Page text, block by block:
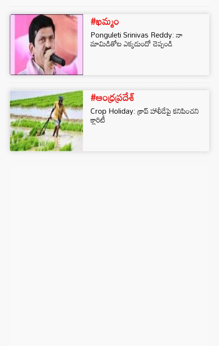
#ఖమ్మం
Ponguleti Srinivas Reddy: నా
మామిడితోట ఎక్కడుందో చెప్పండి
#ఆంధ్రప్రదేశ్
Crop Holiday: క్రాప్ హాలీడేపై కనిపించని
క్లారిటీ